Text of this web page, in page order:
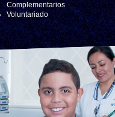
Complementarios
Voluntariado